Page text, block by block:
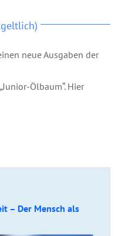
neue Ausgaben der
Ölbaum“. Hier
– Der Mensch als